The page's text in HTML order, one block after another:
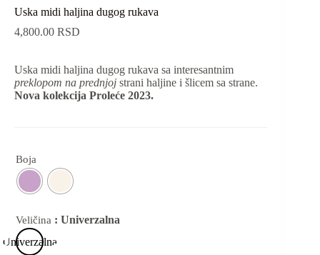
Uska midi haljina dugog rukava
4,800.00 RSD
Uska midi haljina dugog rukava sa interesantnim
preklopom na prednjoj strani haljine i šlicem sa strane.
Nova kolekcija Proleće 2023.
Boja
Veličina : Univerzalna
Univerzalna